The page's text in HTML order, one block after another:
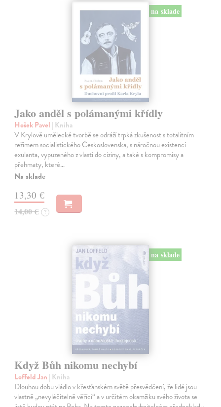
na sklade
Jako anděl s polámanými křídly
Hošek Pavel | Kniha
V Krylově umělecké tvorbě se odráží trpká zkušenost s totalitním
režimem socialistického Československa, s náročnou existencí
exulanta, vypuzeného z vlasti do ciziny, a také s kompromisy a
přehmaty, které…
Na sklade
13,30 €
14,00 € ?
na sklade
Když Bůh nikomu nechybí
Loffeld Jan | Kniha
Dlouhou dobu vládlo v křesťanském světě přesvědčení, že lidé jsou
vlastně „nevyléčitelně věřící“ a v určitém okamžiku svého života se